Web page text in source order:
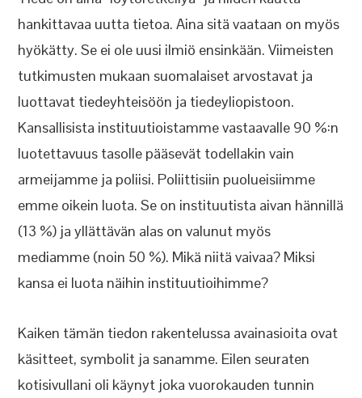
hankittavaa uutta tietoa. Aina sitä vaataan on myös
hyökätty. Se ei ole uusi ilmiö ensinkään. Viimeisten
tutkimusten mukaan suomalaiset arvostavat ja
luottavat tiedeyhteisöön ja tiedeyliopistoon.
Kansallisista instituutioistamme vastaavalle 90 %:n
luotettavuus tasolle pääsevät todellakin vain
armeijamme ja poliisi. Poliittisiin puolueisiimme
emme oikein luota. Se on instituutista aivan hännillä
(13 %) ja yllättävän alas on valunut myös
mediamme (noin 50 %). Mikä niitä vaivaa? Miksi
kansa ei luota näihin instituutioihimme?
Kaiken tämän tiedon rakentelussa avainasioita ovat
käsitteet, symbolit ja sanamme. Eilen seuraten
kotisivullani oli käynyt joka vuorokauden tunnin